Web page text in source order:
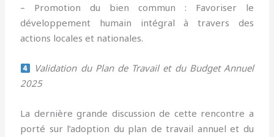
– Promotion du bien commun : Favoriser le
développement humain intégral à travers des
actions locales et nationales.
Validation du Plan de Travail et du Budget Annuel
2025
La dernière grande discussion de cette rencontre a
porté sur l’adoption du plan de travail annuel et du